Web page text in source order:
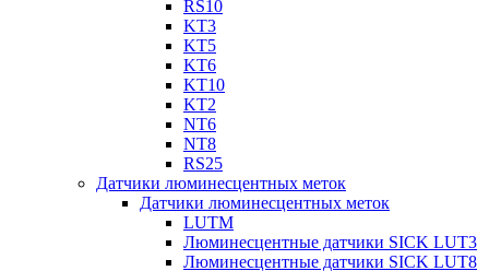
RS10
KT3
KT5
KT6
KT10
KT2
NT6
NT8
RS25
Датчики люминесцентных меток
Датчики люминесцентных меток
LUTM
Люминесцентные датчики SICK LUT3
Люминесцентные датчики SICK LUT8